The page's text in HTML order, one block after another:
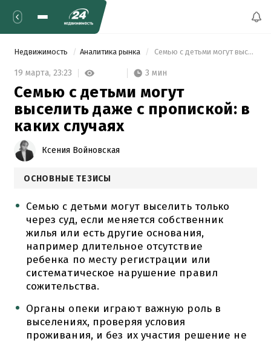
Недвижимость Аналитика рынка Семью с детьми могут выселить даже с пропиской: в каких случаях
19 марта, 23:23 3 мин
Семью с детьми могут
выселить даже с пропиской: в
каких случаях
Ксения Войновская
ОСНОВНЫЕ ТЕЗИСЫ
Семью с детьми могут выселить только
через суд, если меняется собственник
жилья или есть другие основания,
например длительное отсутствие
ребенка по месту регистрации или
систематическое нарушение правил
сожительства.
Органы опеки играют важную роль в
выселениях, проверяя условия
проживания, и без их участия решение не